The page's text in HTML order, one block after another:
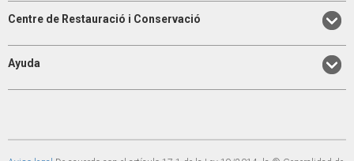
Centre de Restauració i Conservació
Ayuda